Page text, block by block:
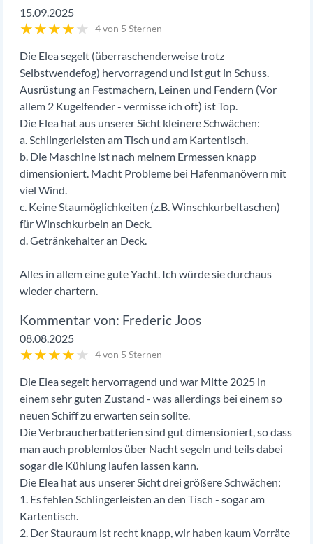
15.09.2025
★★★★★ 4 von 5 Sternen
Die Elea segelt (überraschenderweise trotz
Selbstwendefog) hervorragend und ist gut in Schuss.
Ausrüstung an Festmachern, Leinen und Fendern (Vor
allem 2 Kugelfender - vermisse ich oft) ist Top.
Die Elea hat aus unserer Sicht kleinere Schwächen:
a. Schlingerleisten am Tisch und am Kartentisch.
b. Die Maschine ist nach meinem Ermessen knapp
dimensioniert. Macht Probleme bei Hafenmanövern mit
viel Wind.
c. Keine Staumöglichkeiten (z.B. Winschkurbeltaschen)
für Winschkurbeln an Deck.
d. Getränkehalter an Deck.
Alles in allem eine gute Yacht. Ich würde sie durchaus
wieder chartern.
Frederic Joos
08.08.2025
★★★★★ 4 von 5 Sternen
Die Elea segelt hervorragend und war Mitte 2025 in
einem sehr guten Zustand - was allerdings bei einem so
neuen Schiff zu erwarten sein sollte.
Die Verbraucherbatterien sind gut dimensioniert, so dass
man auch problemlos über Nacht segeln und teils dabei
sogar die Kühlung laufen lassen kann.
Die Elea hat aus unserer Sicht drei größere Schwächen:
1. Es fehlen Schlingerleisten an den Tisch - sogar am
Kartentisch.
2. Der Stauraum ist recht knapp, wir haben kaum Vorräte